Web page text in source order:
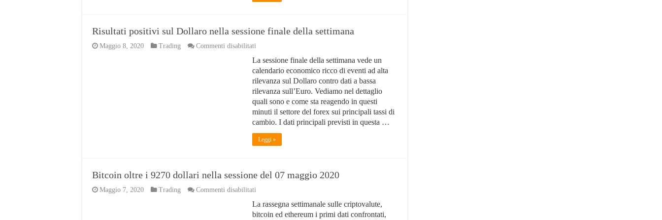
Risultati positivi sul Dollaro nella sessione finale della settimana
Maggio 8, 2020 Trading Commenti disabilitati
positivi
sul
Dollaro
nella
sessione
finale
della
settimana
La sessione finale della settimana vede un
calendario economico ricco di eventi ad alta
rilevanza sul Dollaro contro dati a bassa
rilevanza sull’Euro. Vediamo nel dettaglio
quali sono e come sta reagendo in questi
minuti il settore del forex sui principali tassi di
cambio. I dati principali previsti in questa …
Leggi »
Bitcoin oltre i 9270 dollari nella sessione del 07 maggio 2020
Maggio 7, 2020 Trading Commenti disabilitati
oltre
i
La rassegna settimanale sulle criptovalute,
bitcoin ed ethereum i primi dati confrontati,